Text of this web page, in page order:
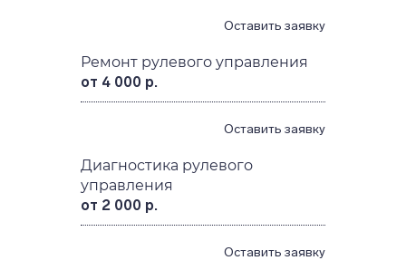
Оставить заявку
Ремонт рулевого управления
от 4 000 р.
Оставить заявку
Диагностика рулевого
управления
от 2 000 р.
Оставить заявку